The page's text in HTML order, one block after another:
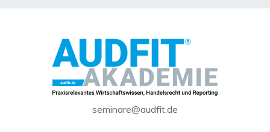
seminare@audfit.de